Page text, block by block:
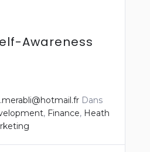
Awareness
Dans
, Finance, Heath